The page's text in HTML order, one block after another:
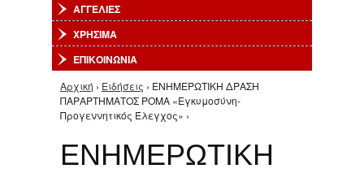
ΑΓΓΕΛΙΕΣ
ΧΡΗΣΙΜΑ
ΕΠΙΚΟΙΝΩΝΙΑ
Είστε εδώ
Αρχική › Ειδήσεις › ΕΝΗΜΕΡΩΤΙΚΗ ΔΡΑΣΗ
ΠΑΡΑΡΤΗΜΑΤΟΣ ΡΟΜΑ «Εγκυμοσύνη-
Προγεννητικός Έλεγχος» ›
ΕΝΗΜΕΡΩΤΙΚΗ